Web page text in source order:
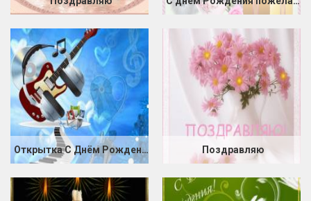
Открытка С Днём Рождения! Поздравляю